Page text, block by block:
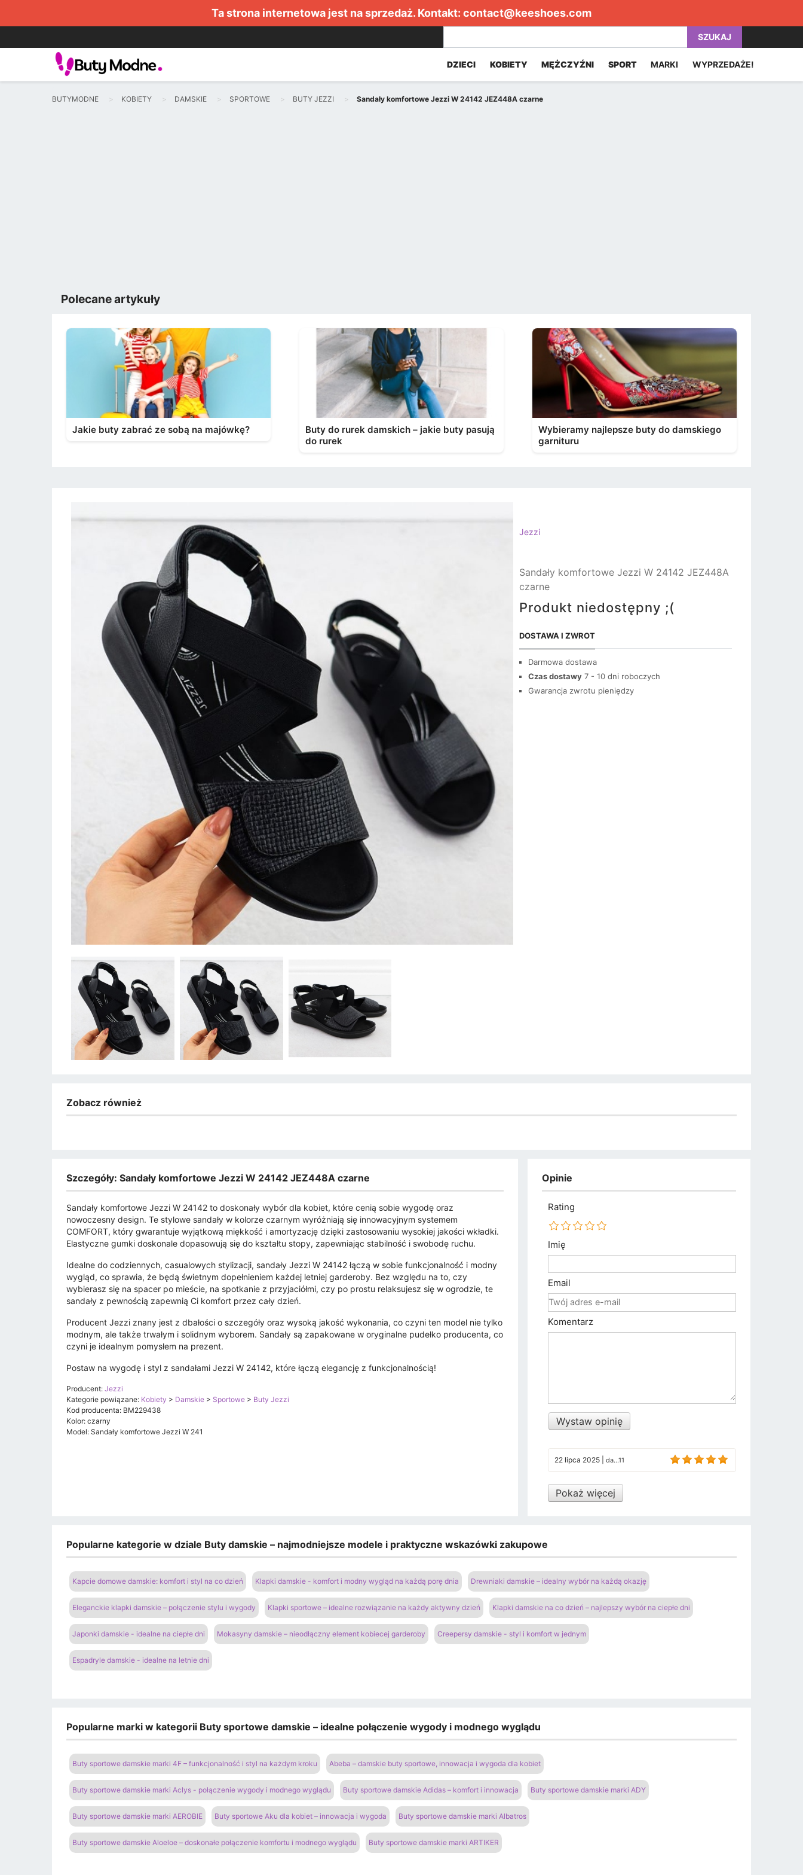
Ta strona internetowa jest na sprzedaż. Kontakt: contact@keeshoes.com
SZUKAJ
DZIECI KOBIETY MĘŻCZYŹNI SPORT MARKI WYPRZEDAŻE!
BUTYMODNE KOBIETY DAMSKIE SPORTOWE BUTY JEZZI Sandały komfortowe Jezzi W 24142 JEZ448A czarne
Polecane artykuły
Jakie buty zabrać ze sobą na majówkę?
Buty do rurek damskich – jakie buty pasują
do rurek
Wybieramy najlepsze buty do damskiego
garnituru
Jezzi
Sandały komfortowe Jezzi W 24142 JEZ448A
czarne
Produkt niedostępny ;(
DOSTAWA I ZWROT
Darmowa dostawa
Czas dostawy 7 - 10 dni roboczych
Gwarancja zwrotu pieniędzy
Zobacz również
Szczegóły: Sandały komfortowe Jezzi W 24142 JEZ448A czarne
Sandały komfortowe Jezzi W 24142 to doskonały wybór dla kobiet, które cenią sobie wygodę oraz
nowoczesny design. Te stylowe sandały w kolorze czarnym wyróżniają się innowacyjnym systemem
COMFORT, który gwarantuje wyjątkową miękkość i amortyzację dzięki zastosowaniu wysokiej jakości wkładki.
Elastyczne gumki doskonale dopasowują się do kształtu stopy, zapewniając stabilność i swobodę ruchu.
Idealne do codziennych, casualowych stylizacji, sandały Jezzi W 24142 łączą w sobie funkcjonalność i modny
wygląd, co sprawia, że będą świetnym dopełnieniem każdej letniej garderoby. Bez względu na to, czy
wybierasz się na spacer po mieście, na spotkanie z przyjaciółmi, czy po prostu relaksujesz się w ogrodzie, te
sandały z pewnością zapewnią Ci komfort przez cały dzień.
Producent Jezzi znany jest z dbałości o szczegóły oraz wysoką jakość wykonania, co czyni ten model nie tylko
modnym, ale także trwałym i solidnym wyborem. Sandały są zapakowane w oryginalne pudełko producenta, co
czyni je idealnym pomysłem na prezent.
Postaw na wygodę i styl z sandałami Jezzi W 24142, które łączą elegancję z funkcjonalnością!
Producent: Jezzi
Kategorie powiązane: Kobiety > Damskie > Sportowe > Buty Jezzi
Kod producenta: BM229438
Kolor: czarny
Model: Sandały komfortowe Jezzi W 241
Opinie
Rating
Imię
Email
Komentarz
Wystaw opinię
22 lipca 2025 da...11
Pokaż więcej
Popularne kategorie w dziale Buty damskie – najmodniejsze modele i praktyczne wskazówki zakupowe
Kapcie domowe damskie: komfort i styl na co dzień Klapki damskie - komfort i modny wygląd na każdą porę dnia Drewniaki damskie – idealny wybór na każdą okazję
Eleganckie klapki damskie – połączenie stylu i wygody Klapki sportowe – idealne rozwiązanie na każdy aktywny dzień Klapki damskie na co dzień – najlepszy wybór na ciepłe dni
Japonki damskie - idealne na ciepłe dni Mokasyny damskie – nieodłączny element kobiecej garderoby Creepersy damskie - styl i komfort w jednym
Espadryle damskie - idealne na letnie dni
Popularne marki w kategorii Buty sportowe damskie – idealne połączenie wygody i modnego wyglądu
Buty sportowe damskie marki 4F – funkcjonalność i styl na każdym kroku Abeba – damskie buty sportowe, innowacja i wygoda dla kobiet
Buty sportowe damskie marki Aclys - połączenie wygody i modnego wyglądu Buty sportowe damskie Adidas – komfort i innowacja Buty sportowe damskie marki ADY
Buty sportowe damskie marki AEROBIE Buty sportowe Aku dla kobiet – innowacja i wygoda Buty sportowe damskie marki Albatros
Buty sportowe damskie Aloeloe – doskonałe połączenie komfortu i modnego wyglądu Buty sportowe damskie marki ARTIKER